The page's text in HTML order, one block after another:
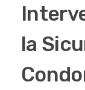
la